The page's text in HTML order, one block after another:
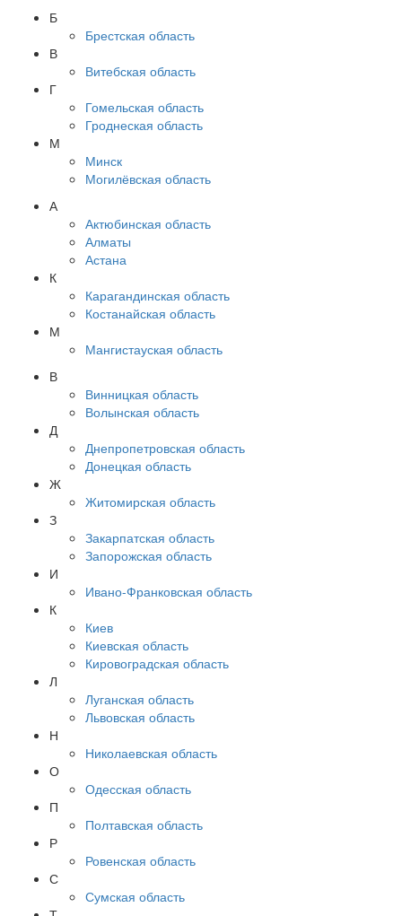
Б
Брестская область
В
Витебская область
Г
Гомельская область
Гроднеская область
М
Минск
Могилёвская область
А
Актюбинская область
Алматы
Астана
К
Карагандинская область
Костанайская область
М
Мангистауская область
В
Винницкая область
Волынская область
Д
Днепропетровская область
Донецкая область
Ж
Житомирская область
З
Закарпатская область
Запорожская область
И
Ивано-Франковская область
К
Киев
Киевская область
Кировоградская область
Л
Луганская область
Львовская область
Н
Николаевская область
О
Одесская область
П
Полтавская область
Р
Ровенская область
С
Сумская область